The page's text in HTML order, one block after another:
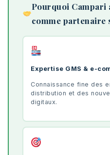
Pourquoi Campari
comme partenaire
Expertise GMS & e-
Connaissance fine des
distribution et des
digitaux.